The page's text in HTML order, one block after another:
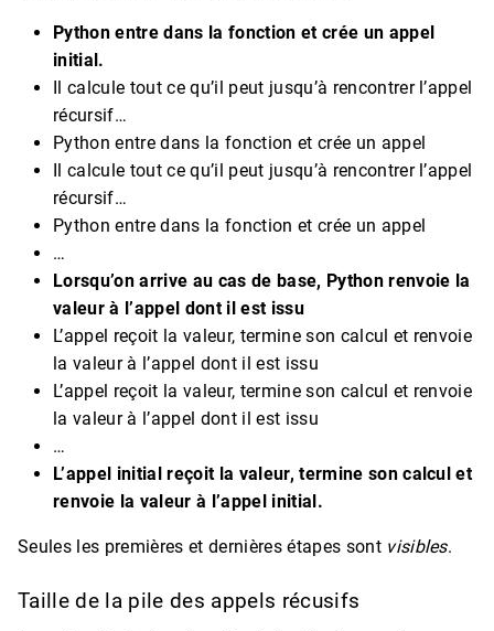
Python entre dans la fonction et crée un appel
initial.
Il calcule tout ce qu’il peut jusqu’à rencontrer l’appel
récursif…
Python entre dans la fonction et crée un appel
Il calcule tout ce qu’il peut jusqu’à rencontrer l’appel
récursif…
Python entre dans la fonction et crée un appel
…
Lorsqu’on arrive au cas de base, Python renvoie la
valeur à l’appel dont il est issu
L’appel reçoit la valeur, termine son calcul et renvoie
la valeur à l’appel dont il est issu
L’appel reçoit la valeur, termine son calcul et renvoie
la valeur à l’appel dont il est issu
…
L’appel initial reçoit la valeur, termine son calcul et
renvoie la valeur à l’appel initial.
Seules les premières et dernières étapes sont visibles.
Taille de la pile des appels récusifs